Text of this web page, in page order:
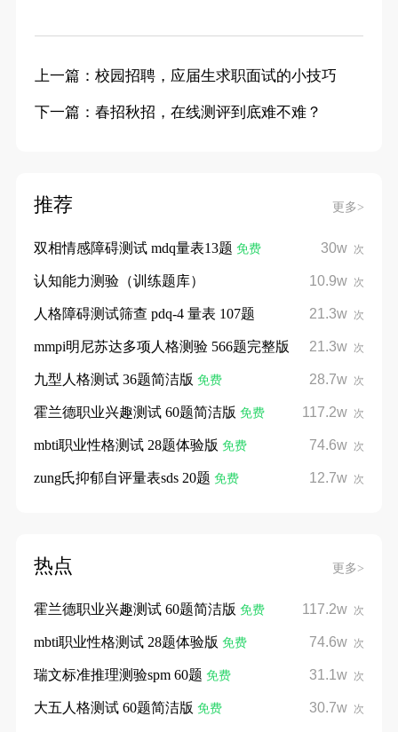
上一篇：校园招聘，应届生求职面试的小技巧
下一篇：春招秋招，在线测评到底难不难？
推荐 更多>
30w 次
双相情感障碍测试 mdq量表13题 免费
10.9w 次
认知能力测验（训练题库）
21.3w 次
人格障碍测试筛查 pdq-4 量表 107题
21.3w 次
mmpi明尼苏达多项人格测验 566题完整版
28.7w 次
九型人格测试 36题简洁版 免费
117.2w 次
霍兰德职业兴趣测试 60题简洁版 免费
74.6w 次
mbti职业性格测试 28题体验版 免费
12.7w 次
zung氏抑郁自评量表sds 20题 免费
热点 更多>
117.2w 次
霍兰德职业兴趣测试 60题简洁版 免费
74.6w 次
mbti职业性格测试 28题体验版 免费
31.1w 次
瑞文标准推理测验spm 60题 免费
30.7w 次
大五人格测试 60题简洁版 免费